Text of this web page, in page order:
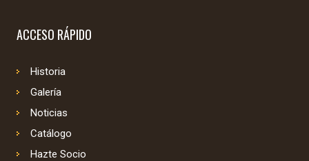
ACCESO RÁPIDO
Historia
Galería
Noticias
Catálogo
Hazte Socio